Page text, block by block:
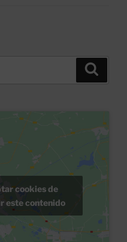
cookies de
este contenido